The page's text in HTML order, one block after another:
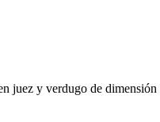
juez y verdugo de dimensión